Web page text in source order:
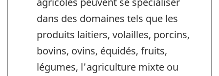
dans des domaines tels que les
produits laitiers, volailles, porcins,
bovins, ovins, équidés, fruits,
légumes, l'agriculture mixte ou